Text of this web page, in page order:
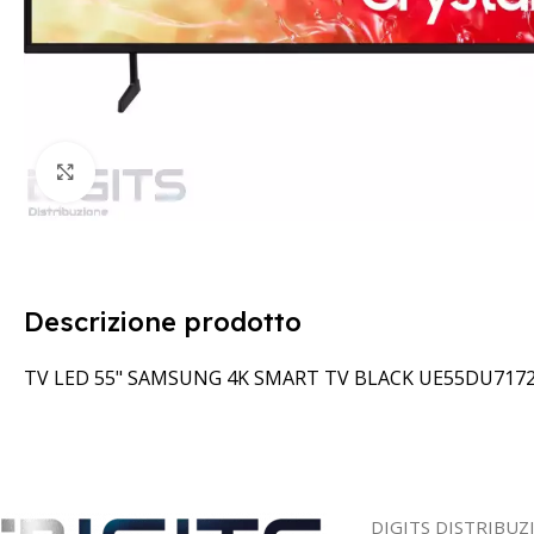
Clicca per ingrandire
Descrizione prodotto
TV LED 55" SAMSUNG 4K SMART TV BLACK
DIGITS